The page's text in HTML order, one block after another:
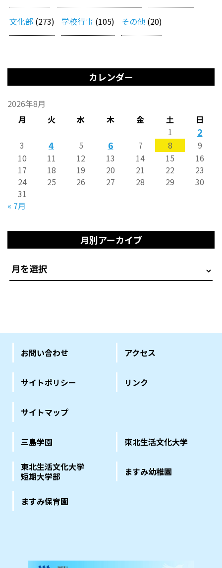
文化部 (273) 学校行事 (105) その他 (20)
カレンダー
2026年8月
月
火 水 木 金 土 日
« 7月
1 2
3 4 5 6 7 8
9
10
11 12 13 14 15
16
17
18 19 20 21 22
23
24
25 26 27 28 29
30
31
月別アーカイブ
お問い合わせ アクセス
サイトポリシー リンク
サイトマップ
三島学園 東北生活文化大学
東北生活文化大学
短期大学部
ますみ幼稚園
ますみ保育園